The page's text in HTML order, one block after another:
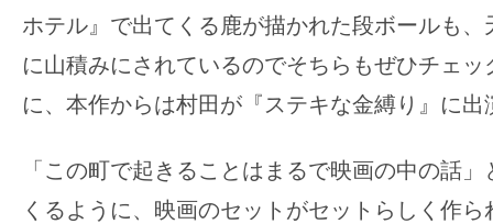
ホテル』で出てくる鹿が描かれた段ボールも
に山積みにされているのでそちらもぜひチェ
に、本作からは村田が『ステキな金縛り』に出
「この町で起きることはまるで映画の中の話
くるように、映画のセットがセットらしく作